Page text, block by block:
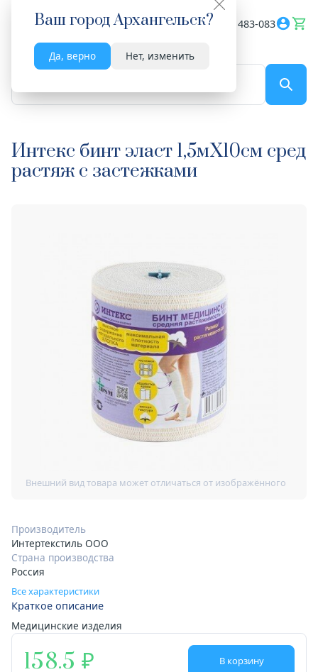
Ваш городАрхангельск?
Да, верно Нет, изменить
Весь сайт 8182 483-083
Интекс бинт эласт 1,5мX10см сред
растяж с застежками
Производитель
Интертекстиль ООО
Страна производства
Россия
Все характеристики
Краткое описание
Медицинские изделия
158.5 В корзину